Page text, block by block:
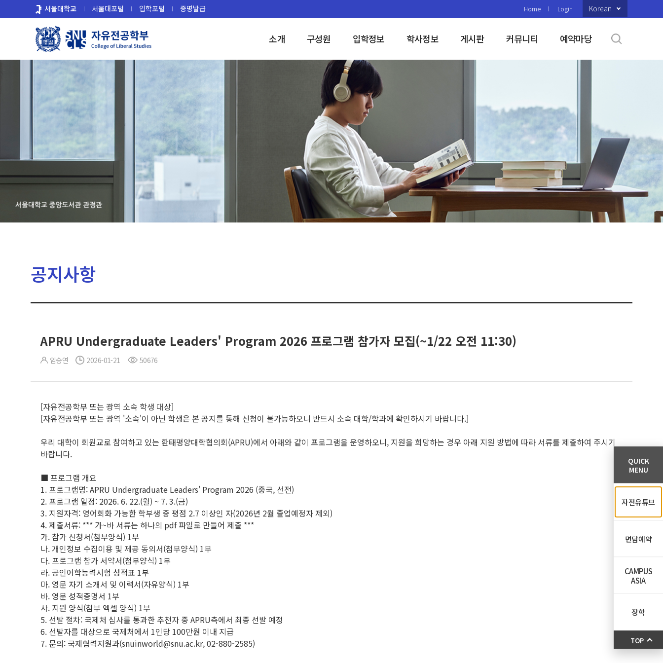
로
서울대학교 서울대포털 입학포털 증명발급 Home Login Korean
소개 구성원 입학정보 학사정보 게시판 커뮤니티 예약마당
공지사항
APRU Undergraduate Leaders' Program 2026 프로그램 참가자 모집(~1/22 오전 11:30)
임승연 2026-01-21 50676
[자유전공학부 또는 광역 소속 학생 대상]
[자유전공학부 또는 광역 '소속'이 아닌 학생은 본 공지를 통해 신청이 불가능하오니 반드시 소속 대학/학과에 확인하시기 바랍니다.]
우리 대학이 회원교로 참여하고 있는 환태평양대학협의회(APRU)에서 아래와 같이 프로그램을 운영하오니, 지원을 희망하는 경우 아래 지원 방법에 따라 서류를 제출하여 주시기
바랍니다.
■ 프로그램 개요
1. 프로그램명: APRU Undergraduate Leaders' Program 2026 (중국, 선전)
2. 프로그램 일정: 2026. 6. 22.(월) ~ 7. 3.(금)
3. 지원자격: 영어회화 가능한 학부생 중 평점 2.7 이상인 자(2026년 2월 졸업예정자 제외)
4. 제출서류: *** 가~바 서류는 하나의 pdf 파일로 만들어 제출 ***
가. 참가 신청서(첨부양식) 1부
나. 개인정보 수집이용 및 제공 동의서(첨부양식) 1부
다. 프로그램 참가 서약서(첨부양식) 1부
라. 공인어학능력시험 성적표 1부
마. 영문 자기 소개서 및 이력서(자유양식) 1부
바. 영문 성적증명서 1부
사. 지원 양식(첨부 엑셀 양식) 1부
5. 선발 절차: 국제처 심사를 통과한 추천자 중 APRU측에서 최종 선발 예정
6. 선발자를 대상으로 국제처에서 1인당 100만원 이내 지급
7. 문의: 국제협력지원과(snuinworld@snu.ac.kr, 02-880-2585)
QUICK
MENU
자전유튜브
면담예약
CAMPUS
ASIA
장학
TOP